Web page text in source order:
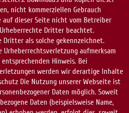
nicht kommerziellen Gebrauch
dieser Seite nicht vom Betreiber
Dritter beachtet.
als solche gekennzeichnet.
aufmerksam
Hinweis. Bei
werden wir derartige Inhalte
Die Nutzung unserer Webseite ist
Daten möglich. Soweit
Daten (beispielsweise Name,